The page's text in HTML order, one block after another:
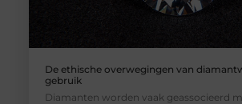
De ethische overwegingen van
gebruik
Diamanten worden vaak geassocieerd